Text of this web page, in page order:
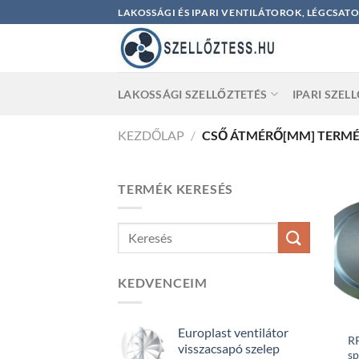
to
LAKOSSÁGI ÉS IPARI VENTILÁTOROK,
LAKOSSÁGI SZELLŐZTETÉS IPARI
KEZDŐLAP / CSŐ ÁTMÉRŐ[MM]
TERMÉK KERESÉS
KEDVENCEIM
Europlast ventilátor
visszacsapó szelep